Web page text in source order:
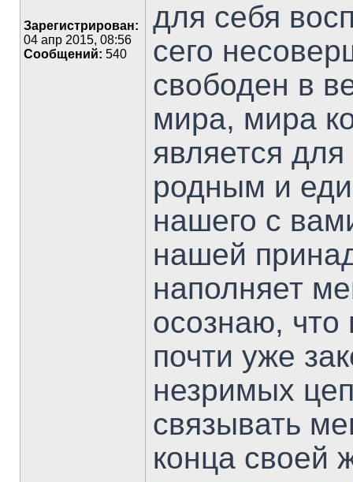
Зарегистрирован:
04 апр 2015, 08:56
Сообщений: 540
для себя
сего
свободен в
мира, мира
является
родным и
нашего с
нашей
наполняет
осознаю, что
почти уже
незримых
связывать
конца своей